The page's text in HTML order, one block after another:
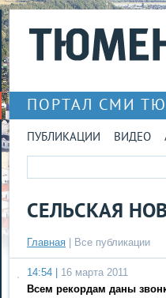
ПОРТАЛ СМИ
ПУБЛИКАЦИИ ВИДЕО
СЕЛЬСКАЯ
Главная Все публикации
14:54 |
16 марта 2011
Всем рекордам даны